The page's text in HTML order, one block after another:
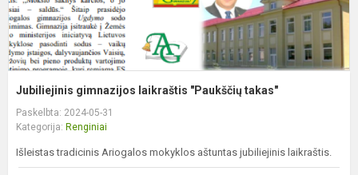
Jubiliejinis gimnazijos laikraštis "Paukščių takas"
Paskelbta: 2024-05-31
Kategorija: Renginiai
Išleistas tradicinis Ariogalos mokyklos aštuntas jubiliejinis laikraštis.